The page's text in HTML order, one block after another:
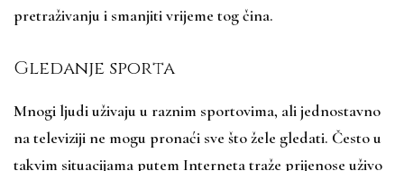
pretraživanju i smanjiti vrijeme tog čina.
Gledanje sporta
Mnogi ljudi uživaju u raznim sportovima, ali jednostavno
na televiziji ne mogu pronaći sve što žele gledati. Često u
takvim situacijama putem Interneta traže prijenose uživo